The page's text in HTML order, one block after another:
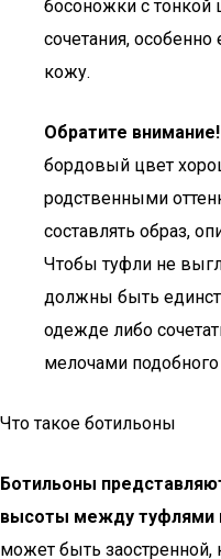
босоножки с
сочетания,
кожу.
Обратите внимание!
бордовый цвет
родственными
составлять образ,
Чтобы туфли не
должны быть
одежде либо
мелочами подобного
Что такое ботильоны
Ботильоны
высоты между туфлями
может быть заостренной,